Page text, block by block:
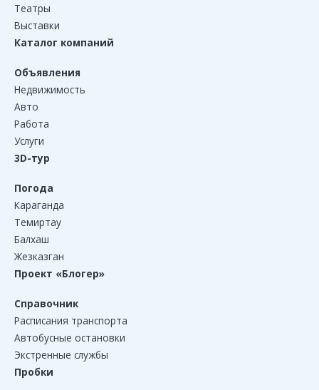
Театры
Выставки
Каталог компаний
Объявления
Недвижимость
Авто
Работа
Услуги
3D-тур
Погода
Караганда
Темиртау
Балхаш
Жезказган
Проект «Блогер»
Справочник
Расписания транспорта
Автобусные остановки
Экстренные службы
Пробки